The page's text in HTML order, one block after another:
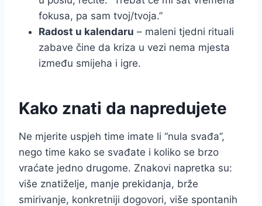
fokusa, pa sam tvoj/tvoja.”
Radost u kalendaru – maleni tjedni rituali
zabave čine da kriza u vezi nema mjesta
između smijeha i igre.
Kako znati da napredujete
Ne mjerite uspjeh time imate li “nula svađa”,
nego time kako se svađate i koliko se brzo
vraćate jedno drugome. Znakovi napretka su:
više znatiželje, manje prekidanja, brže
smirivanje, konkretniji dogovori, više spontanih